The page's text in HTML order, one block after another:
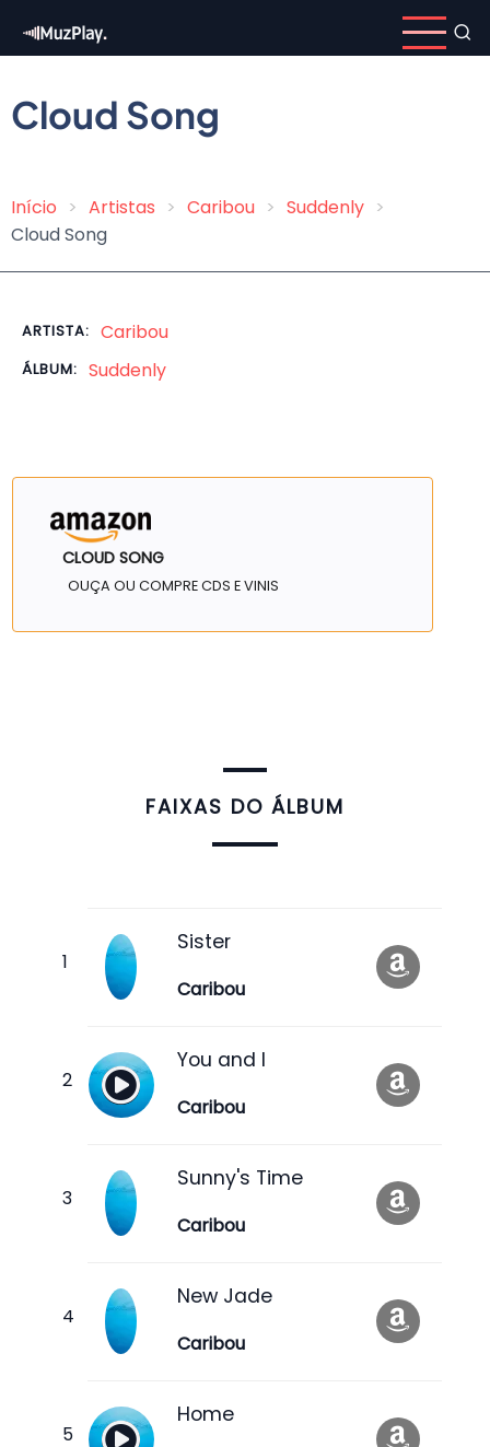
para
conteúdo
principal
Cloud Song
Trilha
Início Artistas Caribou
Suddenly
Cloud Song
ARTISTA: Caribou
ÁLBUM: Suddenly
CLOUD SONG
OUÇA OU COMPRE CDS E VINIS
FAIXAS DO ÁLBUM
Sister
Caribou
You and I
Caribou
Sunny's Time
Caribou
New Jade
Caribou
Home